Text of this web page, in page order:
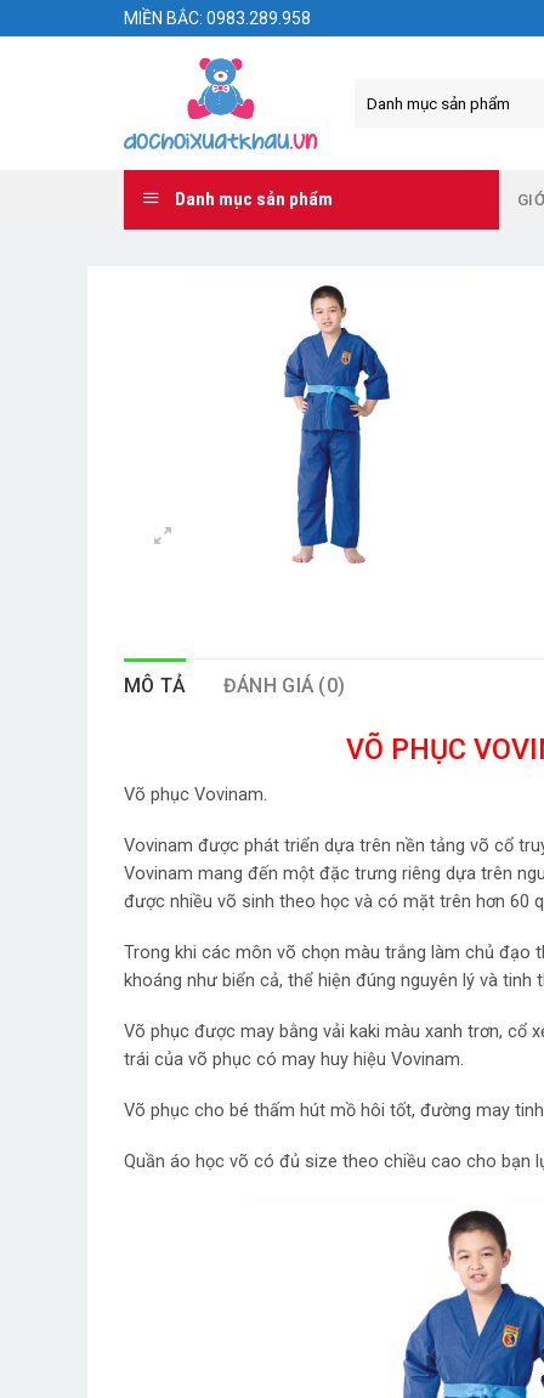
MIỀN BẮC: 0983.289.958
Danh mục sản phẩm
MÔ TẢ ĐÁNH GIÁ (0)
VÕ PHỤC
Võ phục Vovinam.
Vovinam được phát triển dựa trên nền tảng võ cổ
Vovinam mang đến một đặc trưng riêng dựa trên
được nhiều võ sinh theo học và có mặt trên hơn 60
Trong khi các môn võ chọn màu trắng làm chủ đạo
khoáng như biển cả, thể hiện đúng nguyên lý và tinh
Võ phục được may bằng vải kaki màu xanh trơn, cổ
trái của võ phục có may huy hiệu Vovinam.
Võ phục cho bé thấm hút mồ hôi tốt, đường may
Quần áo học võ có đủ size theo chiều cao cho bạn